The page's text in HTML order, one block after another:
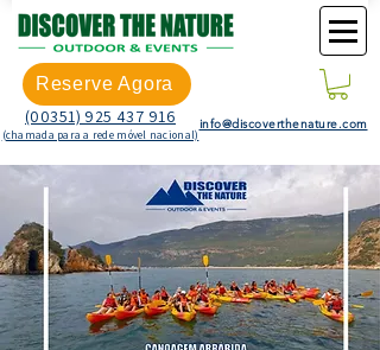
Reserve Agora
(00351) 925 437 916
(chamada para a rede móvel nacional)
info@discoverthenature.com